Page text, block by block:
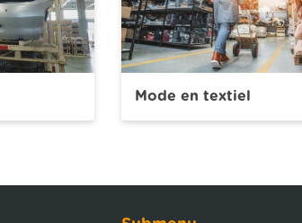
Mode en textiel